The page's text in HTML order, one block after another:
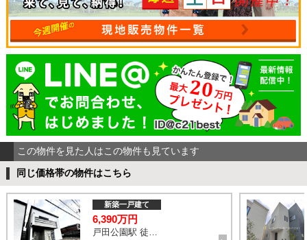
この物件を見た人はこの物件も見ています
同じ価格帯の物件はこちら
新築一戸建て
6,390万円
戸田公園駅 徒歩9分